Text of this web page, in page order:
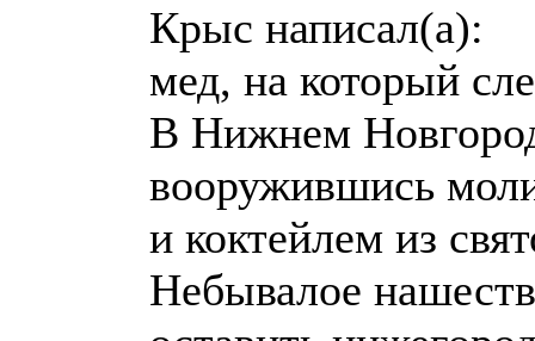
Крыс написал(а):
мед, на который
В Нижнем
вооружившись
и коктейлем из
Небывалое